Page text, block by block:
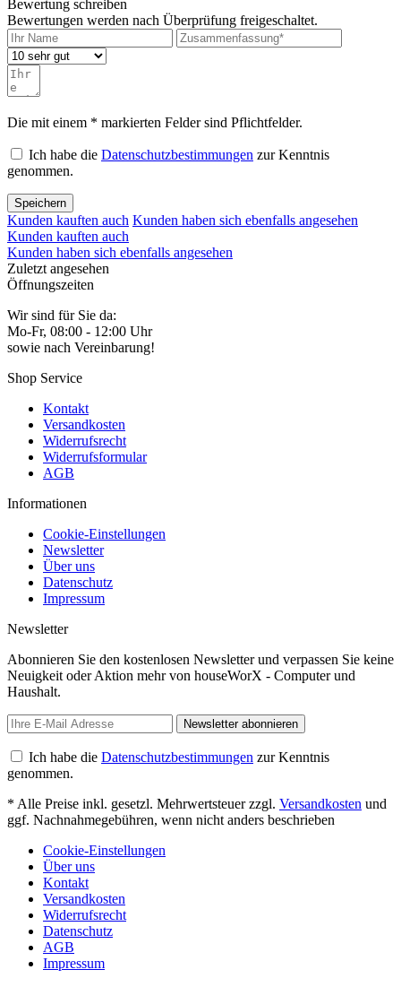
Bewertung schreiben
Bewertungen werden nach Überprüfung freigeschaltet.
Die mit einem * markierten Felder sind Pflichtfelder.
Ich habe die Datenschutzbestimmungen zur Kenntnis
genommen.
Speichern
Kunden kauften auch Kunden haben sich ebenfalls angesehen
Kunden kauften auch
Kunden haben sich ebenfalls angesehen
Zuletzt angesehen
Öffnungszeiten
Wir sind für Sie da:
Mo-Fr, 08:00 - 12:00 Uhr
sowie nach Vereinbarung!
Shop Service
Kontakt
Versandkosten
Widerrufsrecht
Widerrufsformular
AGB
Informationen
Cookie-Einstellungen
Newsletter
Über uns
Datenschutz
Impressum
Newsletter
Abonnieren Sie den kostenlosen Newsletter und verpassen Sie keine
Neuigkeit oder Aktion mehr von houseWorX - Computer und
Haushalt.
Newsletter abonnieren
Ich habe die Datenschutzbestimmungen zur Kenntnis
genommen.
* Alle Preise inkl. gesetzl. Mehrwertsteuer zzgl. Versandkosten und
ggf. Nachnahmegebühren, wenn nicht anders beschrieben
Cookie-Einstellungen
Über uns
Kontakt
Versandkosten
Widerrufsrecht
Datenschutz
AGB
Impressum